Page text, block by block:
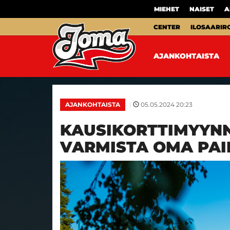
MIEHET NAISET
CENTER
AJANKOHTAISTA
AJANKOHTAISTA | 05.05.2024 20:23
VARMISTA OMA